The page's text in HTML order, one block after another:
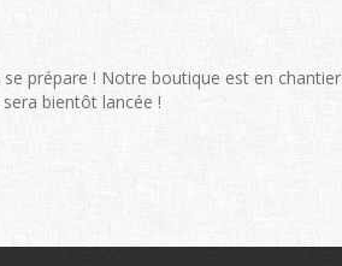
se prépare ! Notre boutique est en chantier
bientôt lancée !